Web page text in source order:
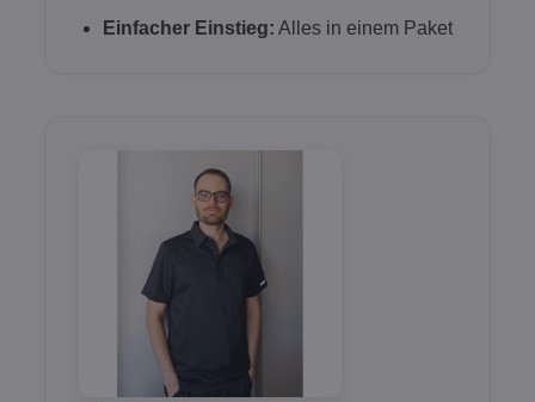
Einfacher Einstieg: Alles in einem Paket